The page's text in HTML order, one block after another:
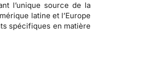
l’unique source de la
latine et l’Europe
spécifiques en matière